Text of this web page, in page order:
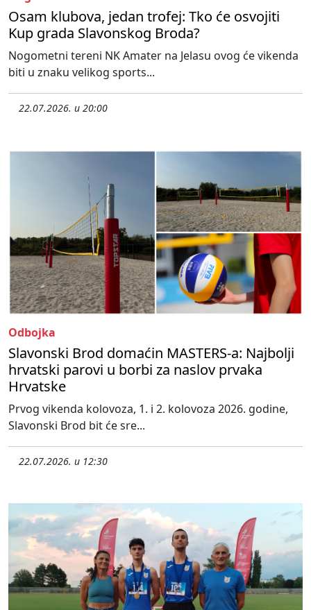
Osam klubova, jedan trofej: Tko će osvojiti
Kup grada Slavonskog Broda?
Nogometni tereni NK Amater na Jelasu ovog će vikenda
biti u znaku velikog sports...
22.07.2026. u 20:00
Odbojka
Slavonski Brod domaćin MASTERS-a: Najbolji
hrvatski parovi u borbi za naslov prvaka
Hrvatske
Prvog vikenda kolovoza, 1. i 2. kolovoza 2026. godine,
Slavonski Brod bit će sre...
22.07.2026. u 12:30